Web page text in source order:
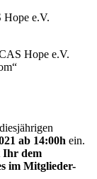
Hope e.V.
Hope e.V.
ab 14:00h ein.
Ihr dem
im Mitglieder-